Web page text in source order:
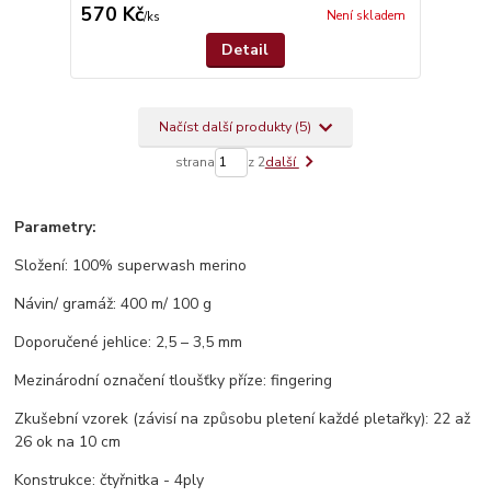
570 Kč/ks Není skladem
Detail
Načíst další produkty (5)
strana z 2další
Parametry:
Složení: 100% superwash merino
Návin/ gramáž: 400 m/ 100 g
Doporučené jehlice: 2,5 – 3,5 mm
Mezinárodní označení tloušťky příze: fingering
Zkušební vzorek (závisí na způsobu pletení každé pletařky): 22 až
26 ok na 10 cm
Konstrukce: čtyřnitka - 4ply